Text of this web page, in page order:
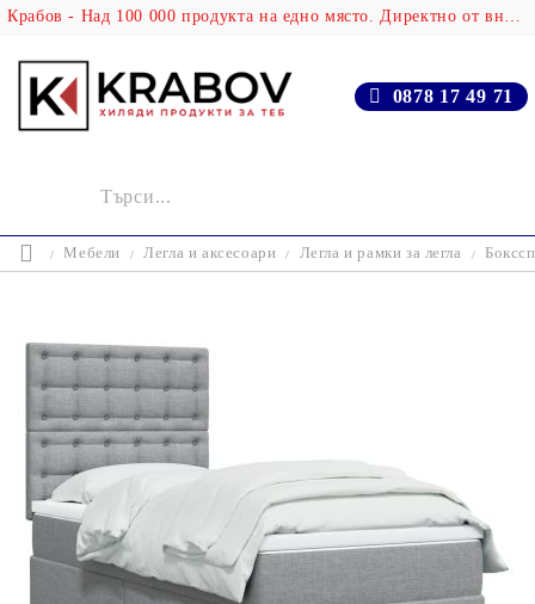
Крабов - Над 100 000 продукта на едно място. Директно от вносителя!
0878 17 49 71
Мебели Легла и аксесоари Легла и рамки за легла